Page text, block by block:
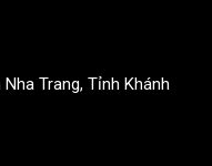
Trang, Tỉnh Khánh